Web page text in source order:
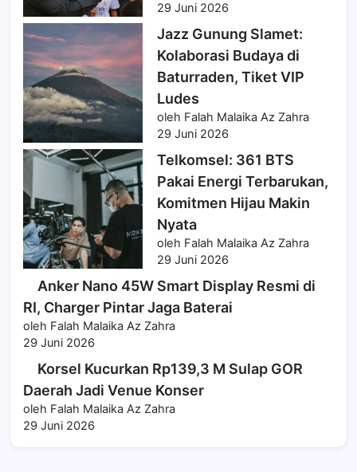
29 Juni 2026
Jazz Gunung Slamet:
Kolaborasi Budaya di
Baturraden, Tiket VIP
Ludes
oleh Falah Malaika Az Zahra
29 Juni 2026
Telkomsel: 361 BTS
Pakai Energi Terbarukan,
Komitmen Hijau Makin
Nyata
oleh Falah Malaika Az Zahra
29 Juni 2026
Anker Nano 45W Smart Display Resmi di
RI, Charger Pintar Jaga Baterai
oleh Falah Malaika Az Zahra
29 Juni 2026
Korsel Kucurkan Rp139,3 M Sulap GOR
Daerah Jadi Venue Konser
oleh Falah Malaika Az Zahra
29 Juni 2026